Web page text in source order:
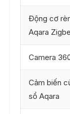
Động cơ
Aqara
Camera
Cảm biến
sổ Aqara